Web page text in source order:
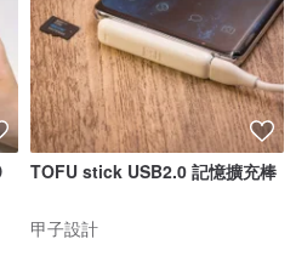
TOFU stick USB2.0 記憶擴充棒
甲子設計